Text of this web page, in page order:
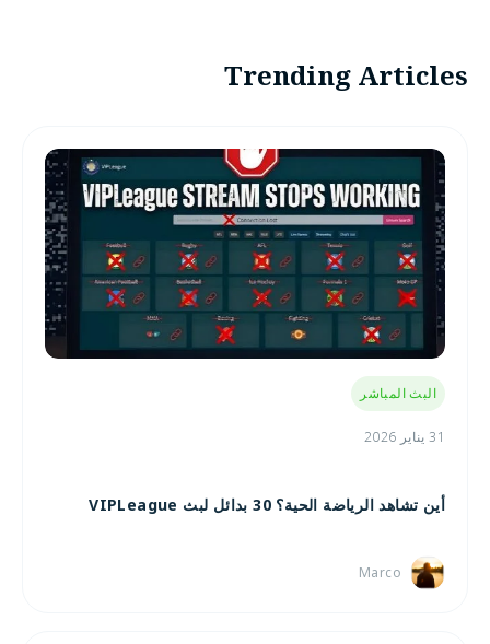
Trending Articles
البث المباشر
31 يناير 2026
أين تشاهد الرياضة الحية؟ 30 بدائل لبث VIPLeague
Marco